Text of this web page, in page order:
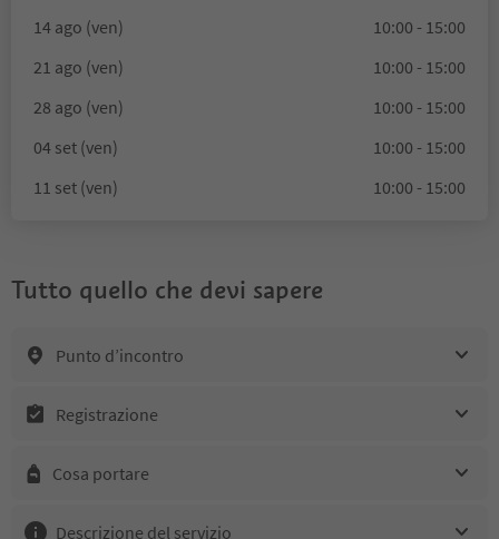
14 ago (ven)
10:00 - 15:00
21 ago (ven)
10:00 - 15:00
28 ago (ven)
10:00 - 15:00
04 set (ven)
10:00 - 15:00
11 set (ven)
10:00 - 15:00
Tutto quello che devi sapere
Punto d’incontro
Registrazione
Cosa portare
Descrizione del servizio